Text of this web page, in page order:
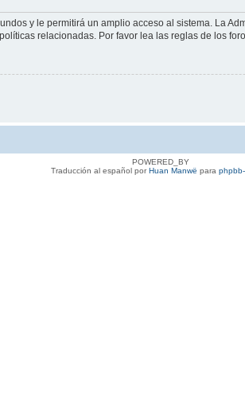
y le permitirá un amplio acceso al sistema. La
relacionadas. Por favor lea las reglas de los
POWERED_BY
Traducción al español porHuan Manwë para